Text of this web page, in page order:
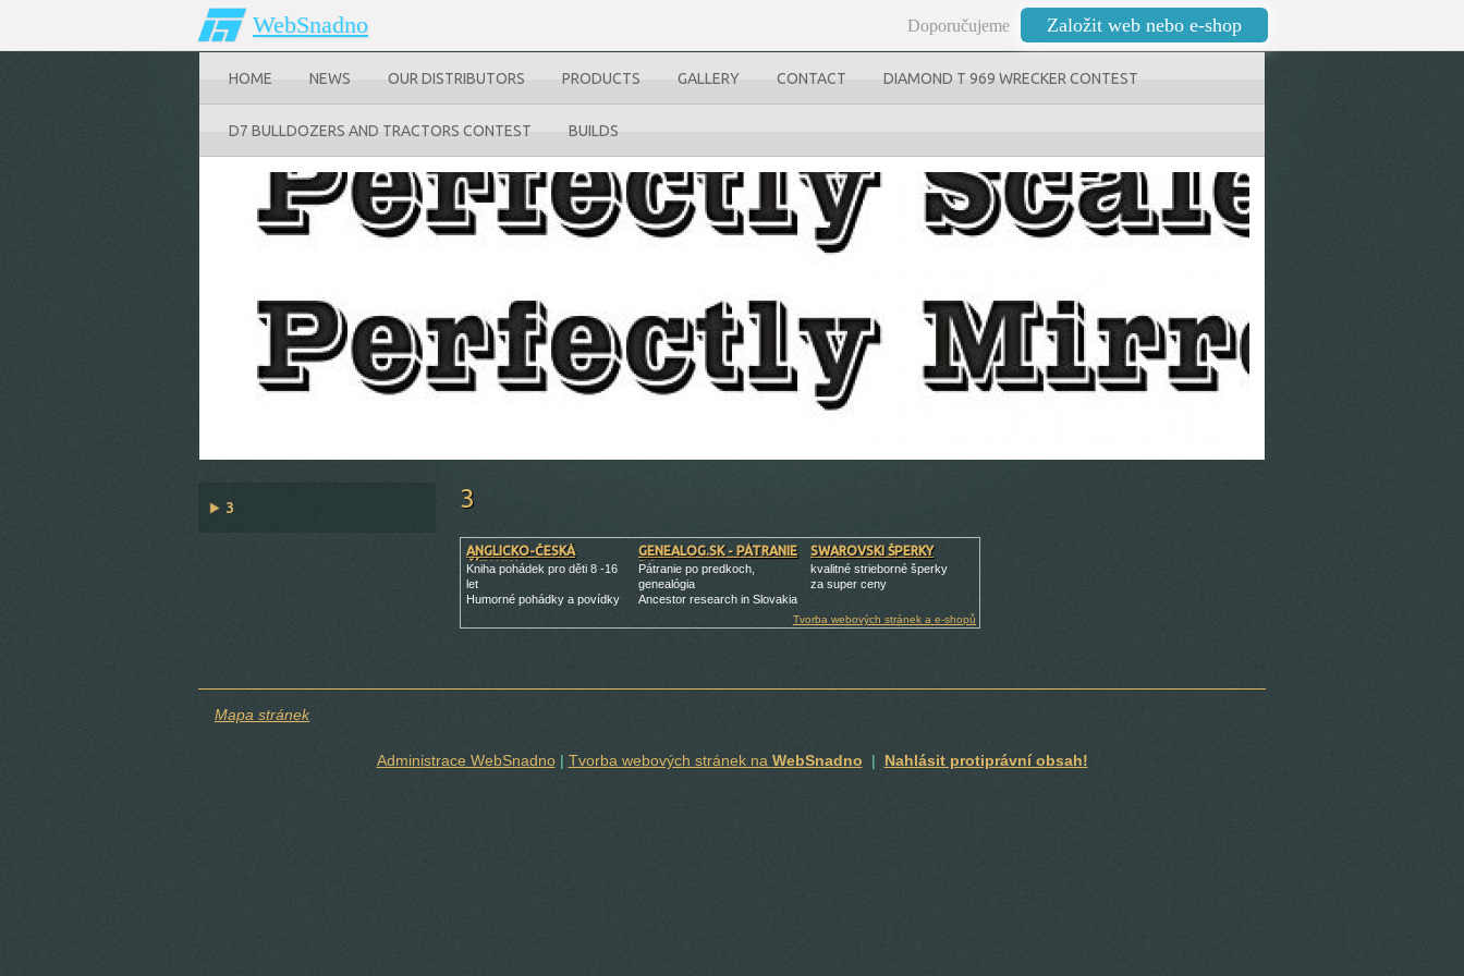
WebSnadno Doporučujeme Založit web nebo e-shop
HOME NEWS OUR DISTRIBUTORS PRODUCTS GALLERY CONTACT DIAMOND T 969 WRECKER CONTEST
D7 BULLDOZERS AND TRACTORS CONTEST BUILDS
3
ANGLICKO-ČESKÁ
ČÍTANKA
Kniha pohádek pro děti 8 -16
let
Humorné pohádky a povídky
GENEALOG.SK - PÁTRANIE
PO
Pátranie po predkoch,
genealógia
Ancestor research in Slovakia
SWAROVSKI ŠPERKY
kvalitné strieborné šperky
za super ceny
Tvorba webových stránek a e-shopů
3
Mapa stránek
Administrace WebSnadno| Tvorba webových stránek na WebSnadno | Nahlásit protiprávní obsah!